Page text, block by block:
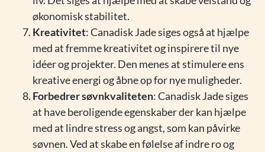
økonomisk stabilitet.
Kreativitet: Canadisk Jade siges også at hjælpe
med at fremme kreativitet og inspirere til nye
idéer og projekter. Den menes at stimulere ens
kreative energi og åbne op for nye muligheder.
Forbedrer søvnkvaliteten: Canadisk Jade siges
at have beroligende egenskaber der kan hjælpe
med at lindre stress og angst, som kan påvirke
søvnen. Ved at skabe en følelse af indre ro og